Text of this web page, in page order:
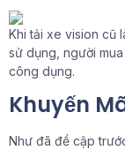
Khi tải xe vision cũ
sử dụng, người
công dụng.
Khuyến
Như đã đề cập